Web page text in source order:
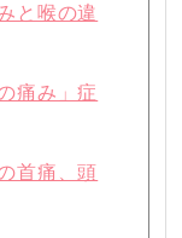
と喉の違
痛み」症
首痛、頭